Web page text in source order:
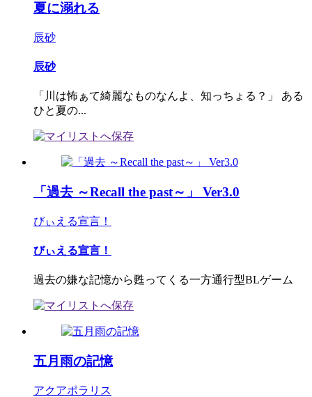
夏に溺れる
辰砂
辰砂
「川は怖ぁて綺麗なものなんよ、知っちょる？」 ある
ひと夏の...
「過去 ～Recall the past～」 Ver3.0
びぃえる宣言！
びぃえる宣言！
過去の嫌な記憶から甦ってくる一方通行型BLゲーム
五月雨の記憶
アクアポラリス